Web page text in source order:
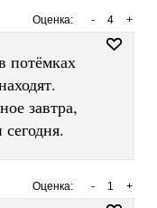
Оценка: +
4
-
потёмках
завтра,
Оценка: +
1
-